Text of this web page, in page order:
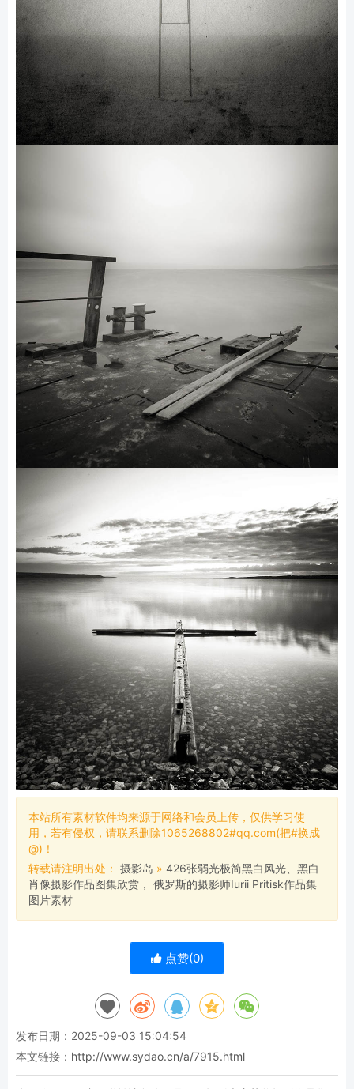
本站所有素材软件均来源于网络和会员上传，仅供学习使
用，若有侵权，请联系删除1065268802#qq.com(把#换成
@)！
转载请注明出处： 摄影岛 » 426张弱光极简黑白风光、黑白
肖像摄影作品图集欣赏， 俄罗斯的摄影师Iurii Pritisk作品集
图片素材
点赞(0)
发布日期：2025-09-03 15:04:54
本文链接： http://www.sydao.cn/a/7915.html